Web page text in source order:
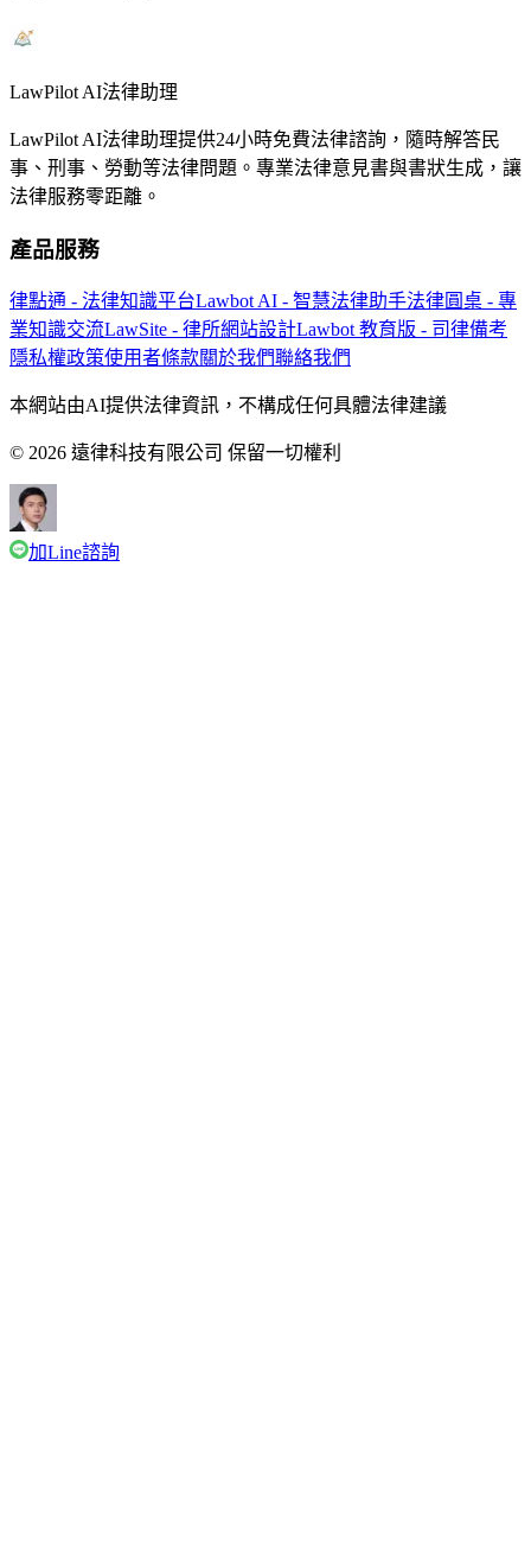
LawPilot AI法律助理
LawPilot AI法律助理提供24小時免費法律諮詢，隨時解答民
事、刑事、勞動等法律問題。專業法律意見書與書狀生成，讓
法律服務零距離。
產品服務
律點通 - 法律知識平台Lawbot AI - 智慧法律助手法律圓桌 - 專
業知識交流LawSite - 律所網站設計Lawbot 教育版 - 司律備考
隱私權政策使用者條款關於我們聯絡我們
本網站由AI提供法律資訊，不構成任何具體法律建議
© 2026 遠律科技有限公司 保留一切權利
加Line諮詢